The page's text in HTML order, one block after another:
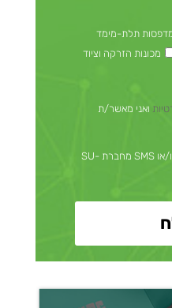
תלת-מימד
מכונות הזרקה וציוד
ואני מאשר/ת
אני מאשר/ת לקבל דיוורים ו/או SMS מחברת SU-